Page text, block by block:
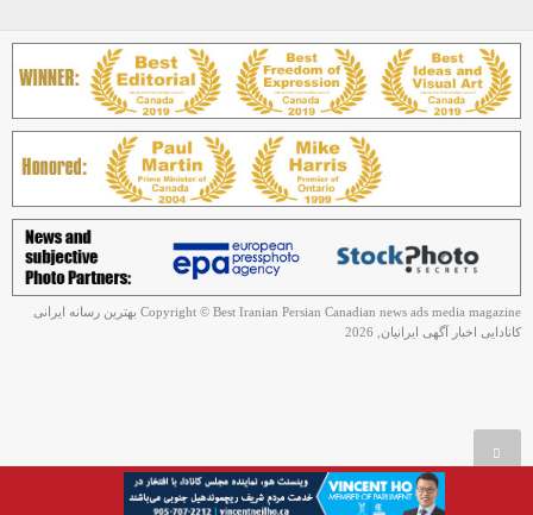
Copyright © Best Iranian Persian Canadian news ads media magazine بهترین رسانه ایرانی
کانادایی اخبار آگهی ایرانیان, 2026